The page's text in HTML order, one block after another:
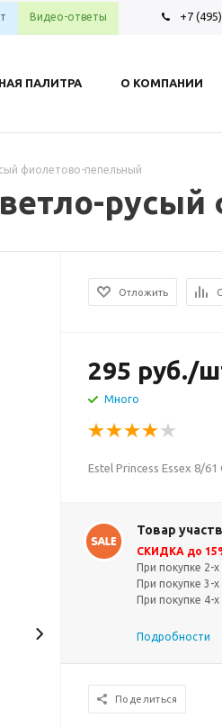
Видео-ответы +7
ПАЛИТРА О КОМПАНИИ
фиолетово-пепельный
Отложить
295 руб./
Много
Estel Princess Essex 8/
Товар
СКИДКА до 15%
При покупке 2-х
При покупке 3-х
При покупке 4-
Подробности
Поделиться